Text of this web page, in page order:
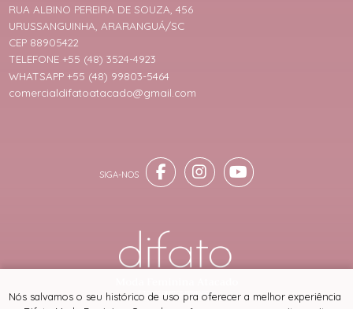
RUA ALBINO PEREIRA DE SOUZA, 456
URUSSANGUINHA, ARARANGUÁ/SC
CEP 88905422
TELEFONE +55 (48) 3524-4923
WHATSAPP +55 (48) 99803-5464
comercialdifatoatacado@gmail.com
® TODOS DIREITOS RESERVADOS
Nós salvamos o seu histórico de uso pra oferecer a melhor experiência